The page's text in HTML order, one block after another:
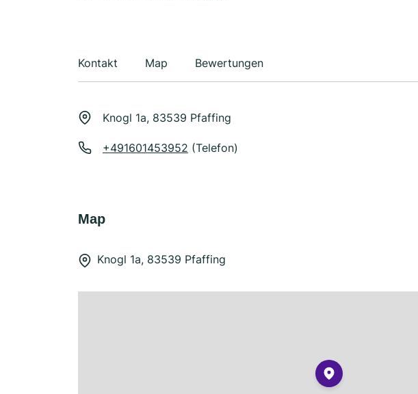
Kontakt Map Bewertungen
Knogl 1a, 83539 Pfaffing
+491601453952 (Telefon)
Map
Knogl 1a, 83539 Pfaffing